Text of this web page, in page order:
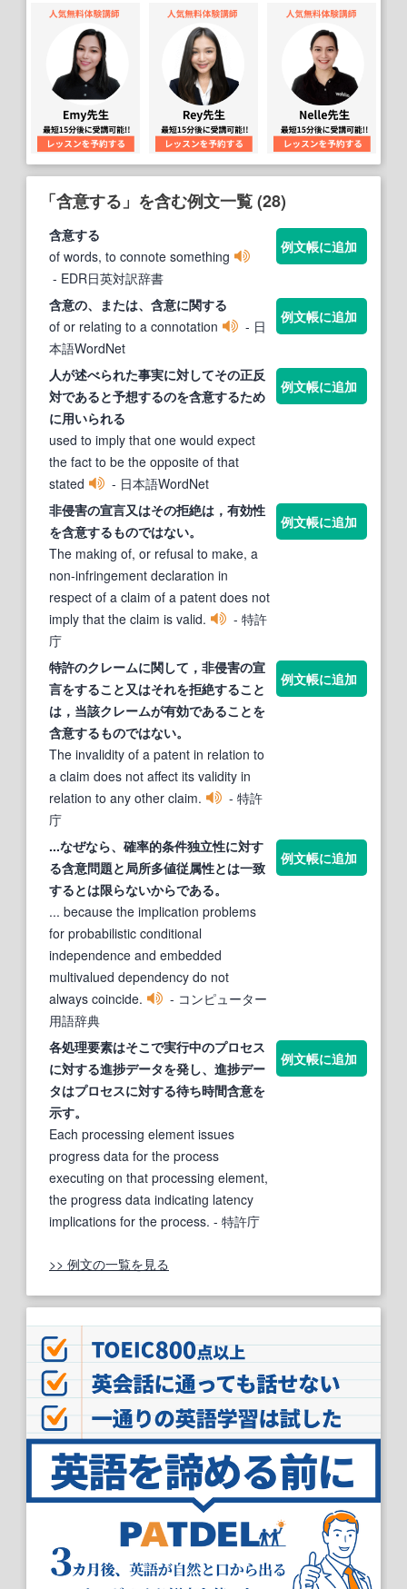
「含意する」を含む例文一覧 (28)
含意する
of words, to connote something
- EDR日英対訳辞書
例文帳に追加
含意の、または、 含意に関する
of or relating to a connotation
- 日
本語WordNet
例文帳に追加
人が述べられた事実に対してその正反
対であると予想するのを含意するため
に用いられる
used to imply that one would expect
the fact to be the opposite of that
stated
- 日本語WordNet
例文帳に追加
非侵害の宣言又はその拒絶は，有効性
を含意するものではない。
The making of, or refusal to make, a
non-infringement declaration in
respect of a claim of a patent does not
imply that the claim is valid.
- 特許
庁
例文帳に追加
特許のクレームに関して，非侵害の宣
言をすること又はそれを拒絶すること
は，当該クレームが有効であることを
含意するものではない。
The invalidity of a patent in relation to
a claim does not affect its validity in
relation to any other claim.
- 特許
庁
例文帳に追加
...なぜなら、確率的条件独立性に対す
る含意問題と局所多値従属性とは一致
するとは限らないからである。
... because the implication problems
for probabilistic conditional
independence and embedded
multivalued dependency do not
always coincide.
- コンピューター
用語辞典
例文帳に追加
各処理要素はそこで実行中のプロセス
に対する進捗データを発し、進捗デー
タはプロセスに対する待ち時間含意を
示す。
Each processing element issues
progress data for the process
executing on that processing element,
the progress data indicating latency
implications for the process. - 特許庁
例文帳に追加
>> 例文の一覧を見る